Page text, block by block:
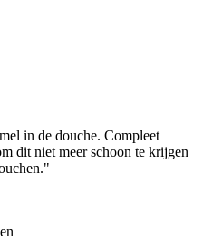
in de douche. Compleet
dit niet meer schoon te krijgen
"